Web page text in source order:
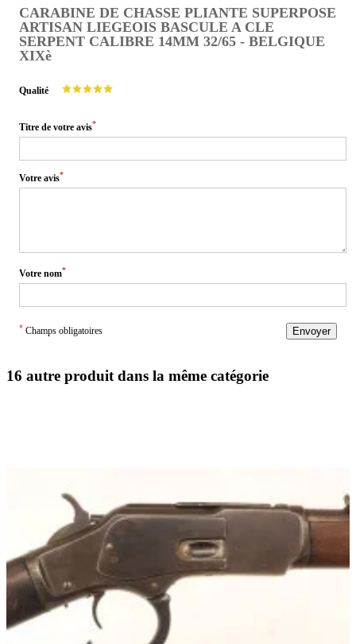
CARABINE DE CHASSE PLIANTE SUPERPOSE
ARTISAN LIEGEOIS BASCULE A CLE
SERPENT CALIBRE 14MM 32/65 - BELGIQUE
XIXè
Qualité
Titre de votre avis*
Votre avis*
Votre nom*
* Champs obligatoires Envoyer
16 autre produit dans la même catégorie